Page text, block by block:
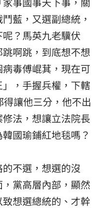
藍，又選副總統，
？馬英九老驥伏
啊跳，到底想不想
毒傅崐萁，現在可
，手握兵權，下轄
讓他三分，他不出
法，想讓立法院長
國瑜鋪紅地毯嗎？
不選，想選的沒
黨高層內部，顯然
想選總統的、才幹